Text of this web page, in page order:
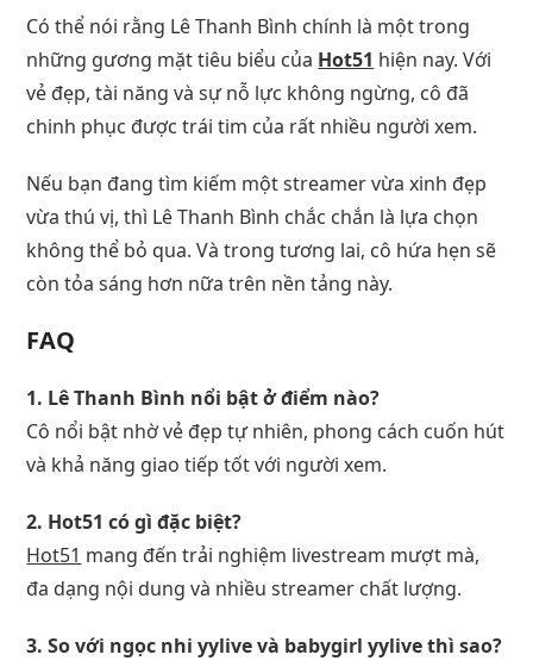
Có thể nói rằng Lê Thanh Bình chính là một trong
những gương mặt tiêu biểu của Hot51 hiện nay. Với
vẻ đẹp, tài năng và sự nỗ lực không ngừng, cô đã
chinh phục được trái tim của rất nhiều người xem.
Nếu bạn đang tìm kiếm một streamer vừa xinh đẹp
vừa thú vị, thì Lê Thanh Bình chắc chắn là lựa chọn
không thể bỏ qua. Và trong tương lai, cô hứa hẹn sẽ
còn tỏa sáng hơn nữa trên nền tảng này.
FAQ
1. Lê Thanh Bình nổi bật ở điểm nào?
Cô nổi bật nhờ vẻ đẹp tự nhiên, phong cách cuốn hút
và khả năng giao tiếp tốt với người xem.
2. Hot51 có gì đặc biệt?
Hot51 mang đến trải nghiệm livestream mượt mà,
đa dạng nội dung và nhiều streamer chất lượng.
3. So với ngọc nhi yylive và babygirl yylive thì sao?